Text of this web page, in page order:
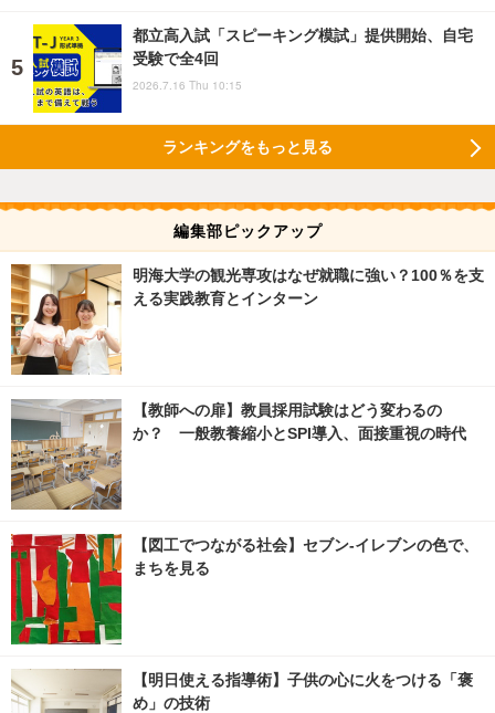
都立高入試「スピーキング模試」提供開始、自宅
受験で全4回
2026.7.16 Thu 10:15
ランキングをもっと見る
編集部ピックアップ
明海大学の観光専攻はなぜ就職に強い？100％を支
える実践教育とインターン
【教師への扉】教員採用試験はどう変わるの
か？ 一般教養縮小とSPI導入、面接重視の時代
【図工でつながる社会】セブン‐イレブンの色で、
まちを見る
【明日使える指導術】子供の心に火をつける「褒
め」の技術